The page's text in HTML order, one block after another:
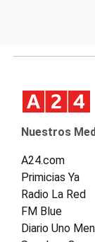
Nuestros
A24.com
Primicias Ya
Radio La Red
FM Blue
Diario Uno